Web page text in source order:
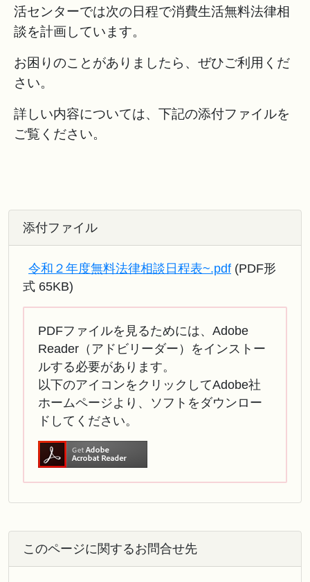
活センターでは次の日程で消費生活無料法律相
談を計画しています。
お困りのことがありましたら、ぜひご利用くだ
さい。
詳しい内容については、下記の添付ファイルを
ご覧ください。
添付ファイル
令和２年度無料法律相談日程表~.pdf (PDF形
式 65KB)
PDFファイルを見るためには、Adobe
Reader（アドビリーダー）をインストー
ルする必要があります。
以下のアイコンをクリックしてAdobe社
ホームページより、ソフトをダウンロー
ドしてください。
このページに関するお問合せ先